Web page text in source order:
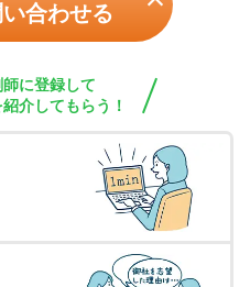
合わせる
に登録して
介してもらう！